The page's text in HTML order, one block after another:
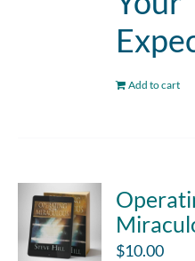
Add to cart
$10.00